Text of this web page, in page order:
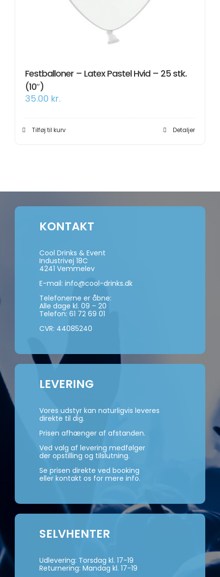
Festballoner – Latex Pastel Hvid – 25 stk.
(10″)
35.00 kr.
Tilføj til kurv Detaljer
KONTAKT
Cool Drinks & Event
Industrivej 18C
4241 Vemmelev
E-mail: info@cool-drinks.dk
Telefonerne er åbne:
Alle dage kl. 09 – 20
Telefon: 61 72 69 01
CVR: 44085240
LEVERING
Vores udstyr kan naturligvis leveres
direkte til dig.
Prisen afhænger af afstanden.
Ved valg af levering medfølger
der opstilling og tilslutning.
Se prisen direkte ved booking
eller kontakt os for mere info.
SELVHENTER
Udlevering: Torsdag kl. 17-19
Returnering: Mandag kl. 17-19